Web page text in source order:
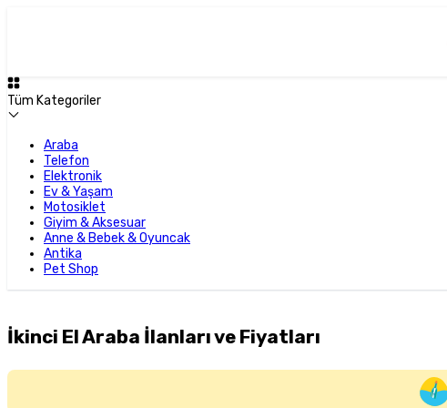
Tüm Kategoriler
Araba
Telefon
Elektronik
Ev & Yaşam
Motosiklet
Giyim & Aksesuar
Anne & Bebek & Oyuncak
Antika
Pet Shop
İkinci El Araba İlanları ve Fiyatları